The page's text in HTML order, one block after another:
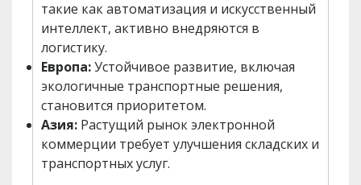
такие как автоматизация и искусственный
интеллект, активно внедряются в
логистику.
Европа:Устойчивое развитие, включая
экологичные транспортные решения,
становится приоритетом.
Азия: Растущий рынок электронной
коммерции требует улучшения складских и
транспортных услуг.